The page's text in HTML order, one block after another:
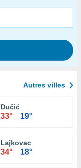
Autres villes
Dučić
33° 19°
Lajkovac
34° 18°